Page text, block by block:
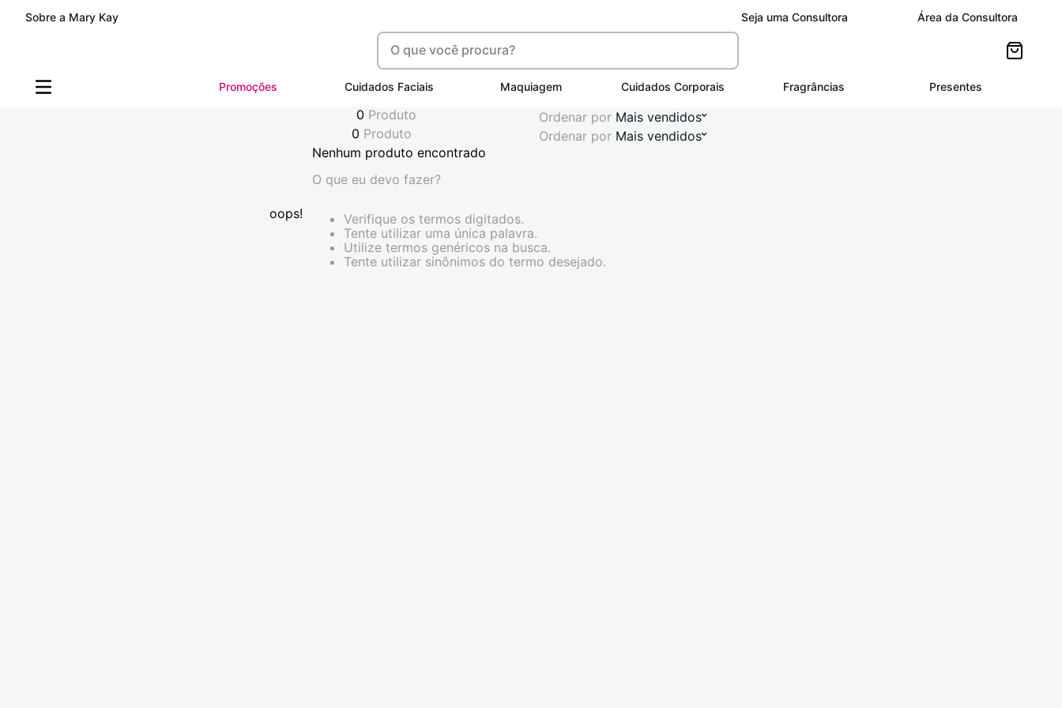
Sobre a Mary Kay Seja uma Consultora Área da Consultora
Promoções Cuidados Faciais Maquiagem Cuidados Corporais Fragrâncias Presentes
0 Produto Ordenar por Mais vendidos
0 Produto Ordenar por Mais vendidos
oops!
Nenhum produto encontrado
O que eu devo fazer?
Verifique os termos digitados.
Tente utilizar uma única palavra.
Utilize termos genéricos na busca.
Tente utilizar sinônimos do termo desejado.